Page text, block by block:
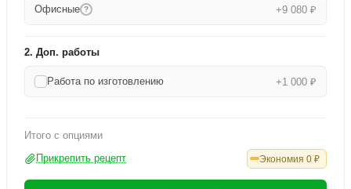
Офисные ? +9 080 ₽
2. Доп. работы
Работа по изготовлению +1 000 ₽
Итого с опциями
Прикрепить рецепт Экономия 0 ₽